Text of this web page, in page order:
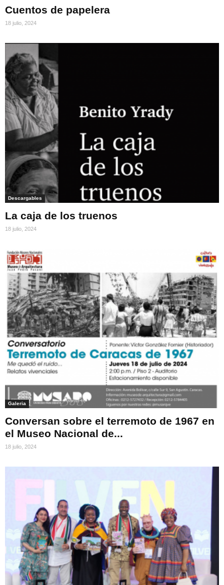
Cuentos de papelera
18 julio, 2024
Descargables
La caja de los truenos
18 julio, 2024
Galeria
Conversan sobre el terremoto de 1967 en
el Museo Nacional de...
18 julio, 2024